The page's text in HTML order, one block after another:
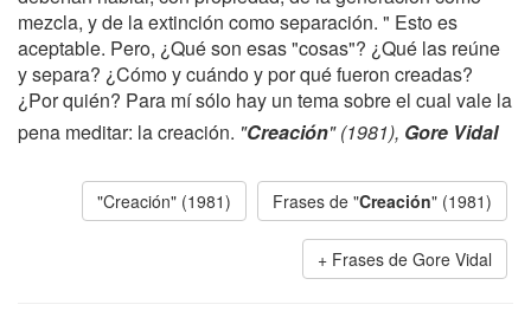
mezcla, y de la extinción como separación. " Esto es
aceptable. Pero, ¿Qué son esas "cosas"? ¿Qué las reúne
y separa? ¿Cómo y cuándo y por qué fueron creadas?
¿Por quién? Para mí sólo hay un tema sobre el cual vale la
pena meditar: la creación. "Creación" (1981), Gore Vidal
"Creación" (1981) Frases de "Creación" (1981)
Frases de Gore Vidal